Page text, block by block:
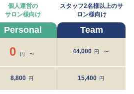
0 円 〜
個人運営の
サロン様向け
44,000 円 〜
スタッフ2名様以上のサ
ロン様向け
8,800 円 15,400 円